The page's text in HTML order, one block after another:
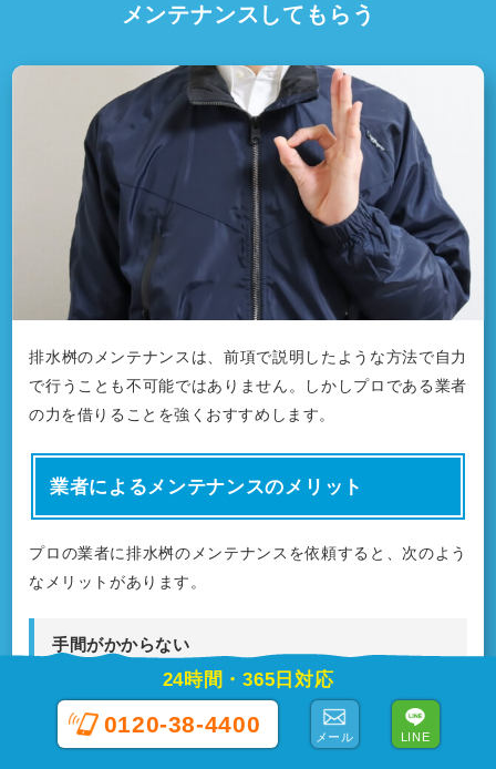
24時間・365日対応
0120-38-4400
メール LINE
メンテナンスしてもらう
排水桝のメンテナンスは、前項で説明したような方法で自力
で行うことも不可能ではありません。しかしプロである業者
の力を借りることを強くおすすめします。
業者によるメンテナンスのメリット
プロの業者に排水桝のメンテナンスを依頼すると、次のよう
なメリットがあります。
手間がかからない
業者に排水桝のメンテナンスを依頼すれば、住人はほとんど
手間がかかりません。